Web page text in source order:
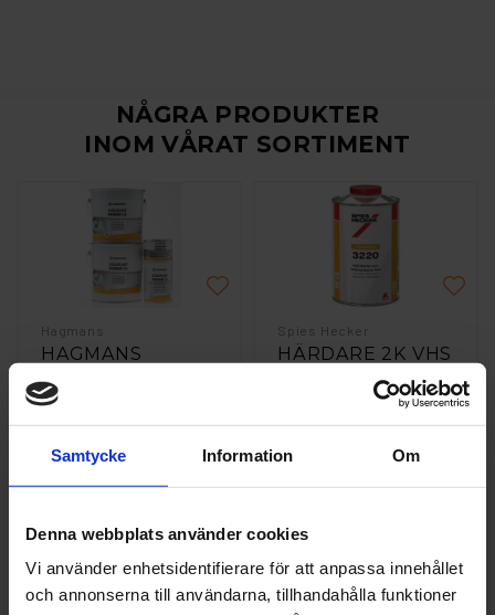
Samtycke Information Om
Denna webbplats använder cookies
Vi använder enhetsidentifierare för att anpassa innehållet
och annonserna till användarna, tillhandahålla funktioner
NÅGRA PRODUKTER
INOM VÅRAT SORTIMENT
Hagmans
HAGMANS
STÅLPLAST CA
EPOXYPRIMER
10LIT
Spies Hecker
HÄRDARE 2K VHS
SPIES HECKER 1L